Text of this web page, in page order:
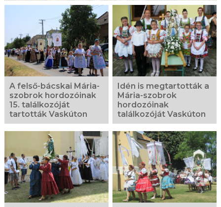
A felső-bácskai Mária-
szobrok hordozóinak
15. találkozóját
tartották Vaskúton
Idén is megtartották a
Mária-szobrok
hordozóinak
találkozóját Vaskúton